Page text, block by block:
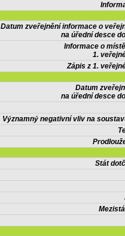
Datum zveřejnění informace o
na úřední desce
Informace o
1.
Zápis z 1.
Datum
na úřední desce
Významný negativní vliv na
Stát